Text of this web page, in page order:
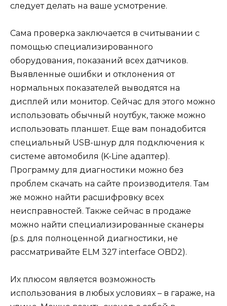
следует делать на ваше усмотрение.
Сама проверка заключается в считывании с
помощью специализированного
оборудования, показаний всех датчиков.
Выявленные ошибки и отклонения от
нормальных показателей выводятся на
дисплей или монитор. Сейчас для этого можно
использовать обычный ноутбук, также можно
использовать планшет. Еще вам понадобится
специальный USB-шнур для подключения к
системе автомобиля (K-Line адаптер).
Программу для диагностики можно без
проблем скачать на сайте производителя. Там
же можно найти расшифровку всех
неисправностей. Также сейчас в продаже
можно найти специализированные сканеры
(p.s. для полноценной диагностики, не
рассматривайте ELM 327 interface OBD2).
Их плюсом является возможность
использования в любых условиях – в гараже, на